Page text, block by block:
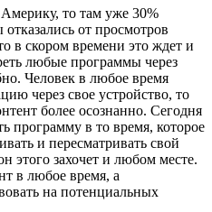
то там уже 30%
от просмотров
в скором времени это ждет и
любые программы через
Человек в любое время
через свое устройство, то
более осознанно. Сегодня
программу в то время, которое
и пересматривать свой
этого захочет и любом месте.
в любое время, а
на потенциальных